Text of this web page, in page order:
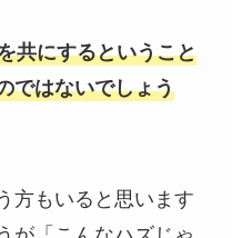
共にするということ
ではないでしょう
方もいると思います